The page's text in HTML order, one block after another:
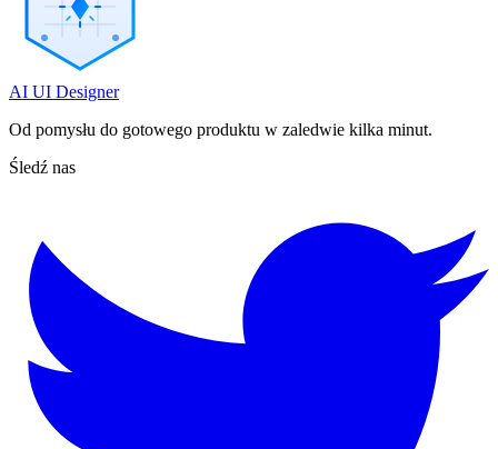
AI UI Designer
Od pomysłu do gotowego produktu w zaledwie kilka minut.
Śledź nas